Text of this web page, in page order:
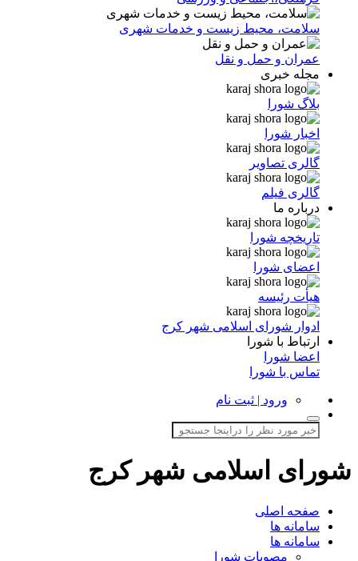
سلامت، محیط زیست و خدمات شهری
عمران و حمل و نقل
مجله خبری
بلاگ شورا
اخبار شورا
گالری تصاویر
گالری فیلم
درباره ما
تاریخچه شورا
اعضای شورا
هیأت رئیسه
ادوار شورای اسلامی شهر کرج
ارتباط با شورا
اعضا شورا
تماس با شورا
ورود | ثبت نام
شورای اسلامی شهر کرج
صفحه اصلی
سامانه ها
سامانه ها
مصوبات شورا